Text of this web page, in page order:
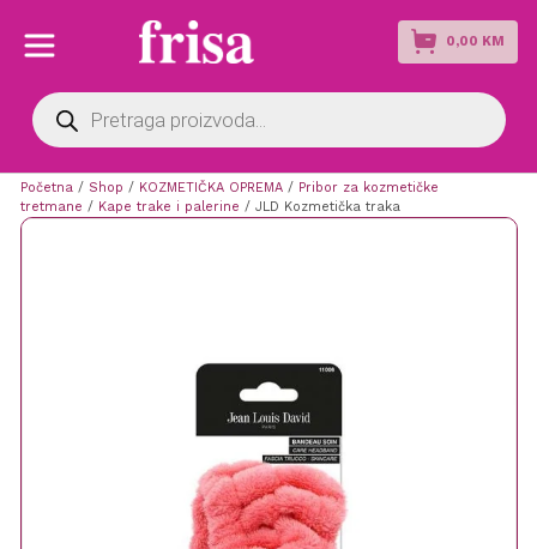
0,00 KM
Products
search
Početna / Shop / KOZMETIČKA OPREMA/ Pribor za kozmetičke
tretmane / Kape trake i palerine / JLD Kozmetička traka